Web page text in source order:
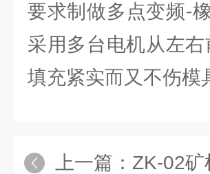
要求制做多点变频-
采用多台电机从左
填充紧实而又不伤模
上一篇： ZK-02矿